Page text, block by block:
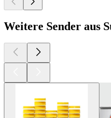
Weitere Sender aus